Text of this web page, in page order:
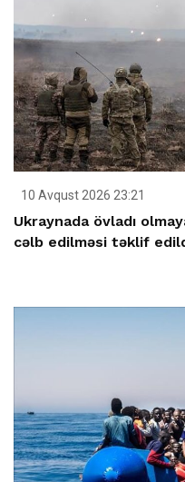
10 Avqust 2026 23:21
Ukraynada övladı
cəlb edilməsi təklif